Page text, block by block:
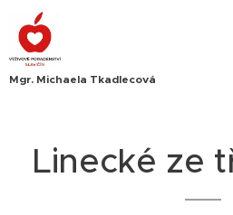
Mgr. Michaela Tkadlecová
Linecké ze